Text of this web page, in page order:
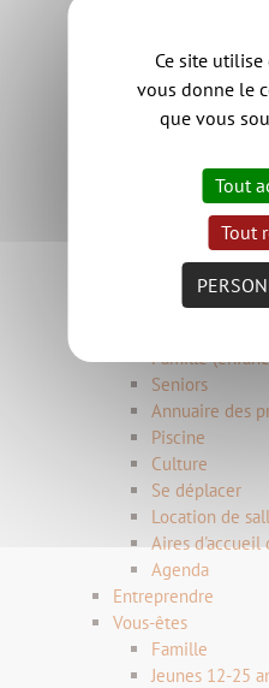
Je
La
Actualités
Le
Le
Le
Famille
Seniors
Annuaire des
Piscine
Culture
Se déplacer
Location de
Aires d'accueil
Agenda
Entreprendre
Vous-êtes
Famille
Jeunes 12-25
Ce site
vous donne le
que vous
Tout
Tout